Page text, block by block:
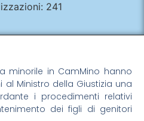
241
minorile in CamMino hanno
Ministro della Giustizia una
i procedimenti relativi
dei figli di genitori